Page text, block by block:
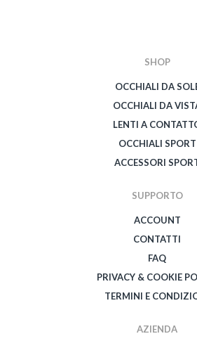
SHOP
OCCHIALI DA
OCCHIALI DA
LENTI A
OCCHIALI SPORT
ACCESSORI
SUPPORTO
ACCOUNT
CONTATTI
FAQ
PRIVACY & COOKIE
TERMINI E
AZIENDA